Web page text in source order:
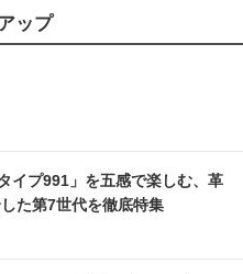
ップ
イプ991」を五感で楽しむ、革
た第7世代を徹底特集